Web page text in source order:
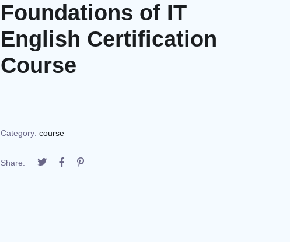
Foundations of IT
English Certification
Course
Category: course
Share: